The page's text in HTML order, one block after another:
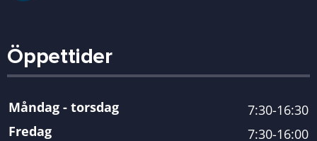
Öppettider
Måndag - torsdag
7:30-16:30
Fredag
7:30-16:00